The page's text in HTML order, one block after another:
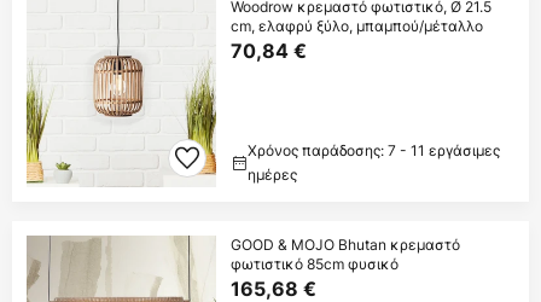
Woodrow κρεμαστό φωτιστικό, Ø 21.5
cm, ελαφρύ ξύλο, μπαμπού/μέταλλο
70,84 €
Χρόνος παράδοσης: 7 - 11 εργάσιμες
ημέρες
GOOD & MOJO Bhutan κρεμαστό
φωτιστικό 85cm φυσικό
165,68 €